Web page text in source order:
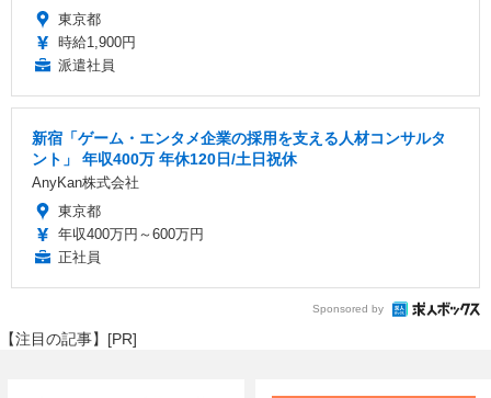
東京都
時給1,900円
派遣社員
新宿「ゲーム・エンタメ企業の採用を支える人材コンサルタ
ント」 年収400万 年休120日/土日祝休
AnyKan株式会社
東京都
年収400万円～600万円
正社員
Sponsored by
【注目の記事】[PR]